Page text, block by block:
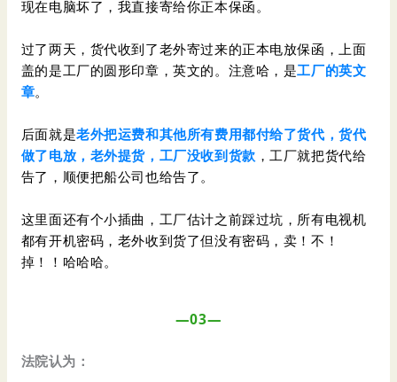
现在电脑坏了，我直接寄给你正本保函。
过了两天，货代收到了老外寄过来的正本电放保函，上面
盖的是工厂的圆形印章，英文的。注意哈，是工厂的英文
章。
后面就是老外把运费和其他所有费用都付给了货代，货代
做了电放，老外提货，工厂没收到货款 ，工厂就把货代给
告了，顺便把船公司也给告了。
这里面还有个小插曲，工厂估计之前踩过坑，所有电视机
都有开机密码，老外收到货了但没有密码，卖！不！
掉！！哈哈哈。
—03—
法院认为：